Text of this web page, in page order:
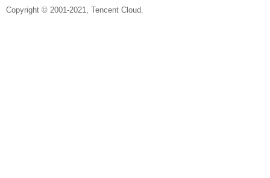
Copyright © 2001-2021, Tencent Cloud.